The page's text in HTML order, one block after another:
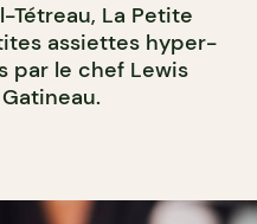
Tétreau, La Petite
assiettes hyper-
par le chef Lewis